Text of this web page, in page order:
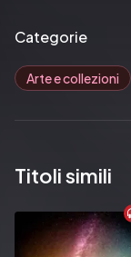
Categorie
Arte e collezioni
Titoli simili